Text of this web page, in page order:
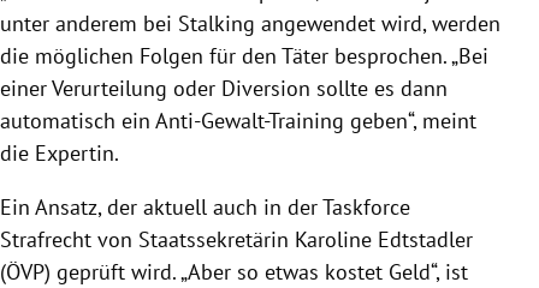
unter anderem bei Stalking angewendet wird, werden
die möglichen Folgen für den Täter besprochen. „Bei
einer Verurteilung oder Diversion sollte es dann
automatisch ein Anti-Gewalt-Training geben“, meint
die Expertin.
Ein Ansatz, der aktuell auch in der Taskforce
Strafrecht von Staatssekretärin Karoline Edtstadler
(ÖVP) geprüft wird. „Aber so etwas kostet Geld“, ist